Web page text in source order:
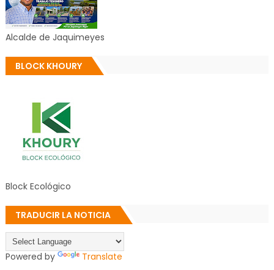
Alcalde de Jaquimeyes
BLOCK KHOURY
Block Ecológico
TRADUCIR LA NOTICIA
Powered by Translate